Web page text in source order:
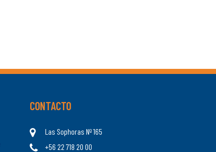
CONTACTO
Las Sophoras Nº 165
+56 22 718 20 00